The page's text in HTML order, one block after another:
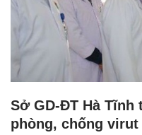
Sở GD-ĐT Hà
phòng, chống virut